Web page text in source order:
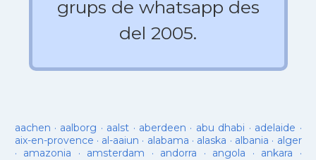
grups de whatsapp des
del 2005.
aachen · aalborg · aalst · aberdeen · abu dhabi · adelaide ·
aix-en-provence · al-aaiun · alabama · alaska · albania · alger
· amazonia · amsterdam · andorra · angola · ankara ·